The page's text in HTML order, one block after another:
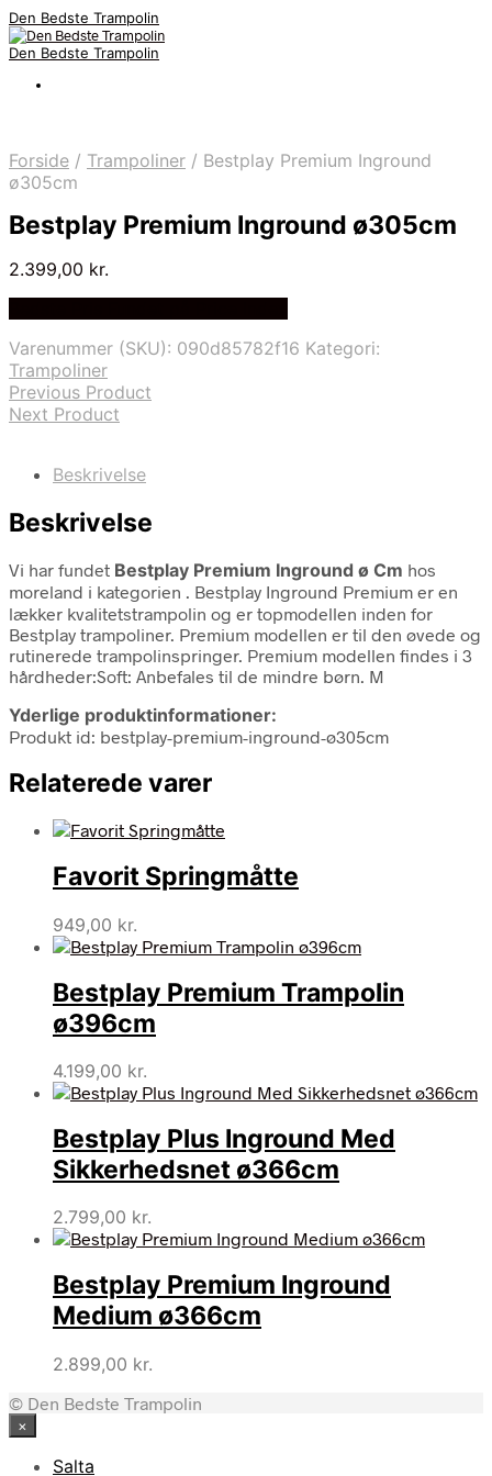
Den Bedste Trampolin
Den Bedste Trampolin
Forside / Trampoliner / Bestplay Premium Inground
ø305cm
Bestplay Premium Inground ø305cm
2.399,00 kr.
Varenummer (SKU): 090d85782f16 Kategori:
Trampoliner
Previous Product
Next Product
Beskrivelse
Beskrivelse
Vi har fundet Bestplay Premium Inground ø Cm hos
moreland i kategorien . Bestplay Inground Premium er en
lækker kvalitetstrampolin og er topmodellen inden for
Bestplay trampoliner. Premium modellen er til den øvede og
rutinerede trampolinspringer. Premium modellen findes i 3
hårdheder:Soft: Anbefales til de mindre børn. M
Yderlige produktinformationer:
Produkt id: bestplay-premium-inground-ø305cm
Relaterede varer
Favorit Springmåtte
949,00 kr.
Bestplay Premium Trampolin
ø396cm
4.199,00 kr.
Bestplay Plus Inground Med
Sikkerhedsnet ø366cm
2.799,00 kr.
Bestplay Premium Inground
Medium ø366cm
2.899,00 kr.
© Den Bedste Trampolin
×
Salta